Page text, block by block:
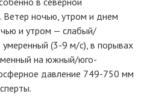
Ветер ночью, утром и днем
и утром — слабый/
(3-9 м/с), в порывах
на южный/юго-
давление 749-750 мм